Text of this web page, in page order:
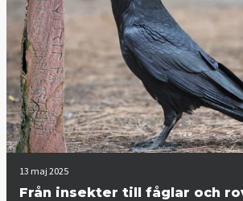
13 maj 2025
Från insekter till fåglar och